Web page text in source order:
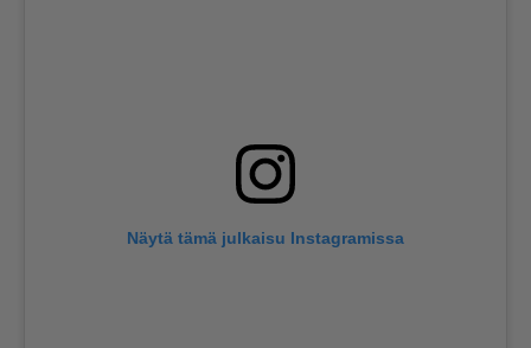
Näytä tämä julkaisu Instagramissa